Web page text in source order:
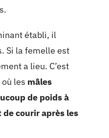
établi, il
Si la femelle est
a lieu. C’est
les mâles
de poids à
courir après les